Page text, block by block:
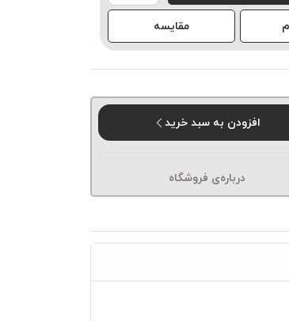
مقایسه
افزودن به سبد خرید
درباره‌ی فروشگاه